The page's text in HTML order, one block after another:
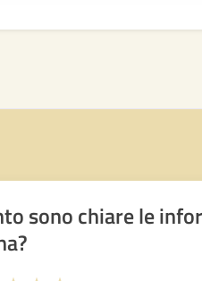
sono chiare le